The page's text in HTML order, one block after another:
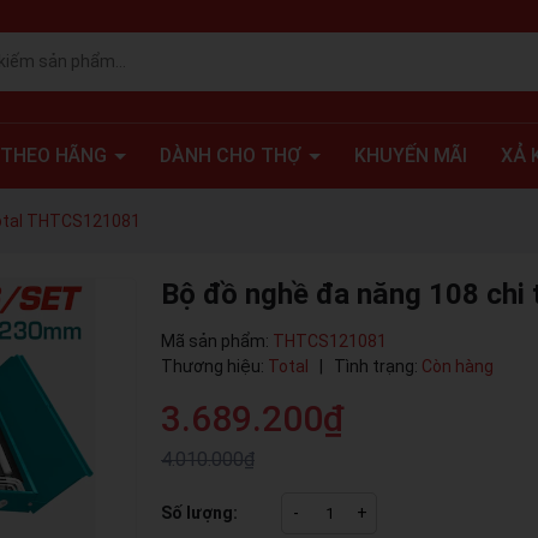
HÃNG DÀNH CHO THỢ KHUYẾN MÃI XẢ
THTCS121081
Bộ đồ nghề đa năng 108
Mã sản phẩm: THTCS121081
Thương hiệu: Total Tình trạng: Còn hàng
3.689.200₫
4.010.000₫
Số lượng: - +